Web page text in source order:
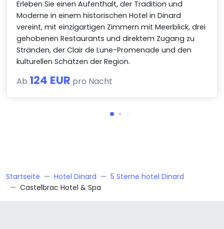
Erleben Sie einen Aufenthalt, der Tradition und
Moderne in einem historischen Hotel in Dinard
vereint, mit einzigartigen Zimmern mit Meerblick, drei
gehobenen Restaurants und direktem Zugang zu
Stränden, der Clair de Lune-Promenade und den
kulturellen Schätzen der Region.
Ab 124 EUR pro Nacht
Startseite Hotel Dinard
5 Sterne hotel Dinard
Castelbrac Hotel & Spa